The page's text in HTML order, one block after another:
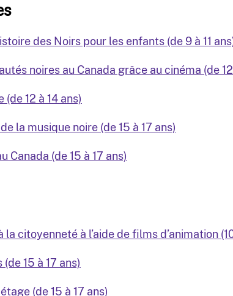
des Noirs pour les enfants (de 9 à 11
noires au Canada grâce au cinéma (de 12
12 à 14 ans)
la musique noire (de 15 à 17 ans)
Canada (de 15 à 17 ans)
la citoyenneté à l’aide de films d’animation
15 à 17 ans)
(de 15 à 17 ans)